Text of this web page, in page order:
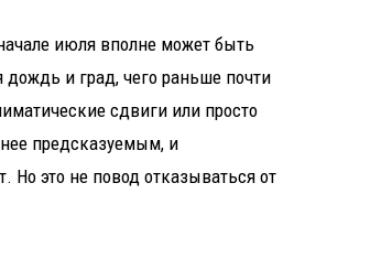
июля вполне может быть
дождь и град, чего раньше почти
сдвиги или просто
предсказуемым, и
Но это не повод отказываться от